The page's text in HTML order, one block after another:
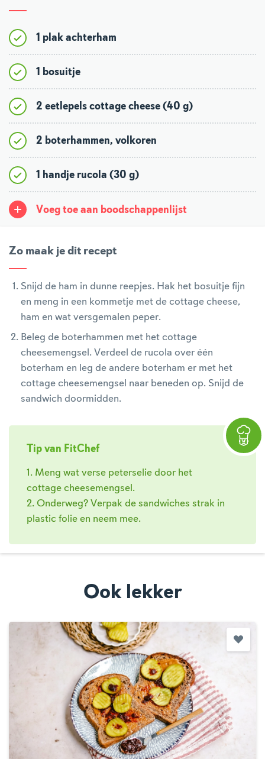
1 plak achterham
1 bosuitje
2 eetlepels cottage cheese (40 g)
2 boterhammen, volkoren
1 handje rucola (30 g)
Voeg toe aan boodschappenlijst
Zo maak je dit recept
Snijd de ham in dunne reepjes. Hak het bosuitje fijn
en meng in een kommetje met de cottage cheese,
ham en wat versgemalen peper.
Beleg de boterhammen met het cottage
cheesemengsel. Verdeel de rucola over één
boterham en leg de andere boterham er met het
cottage cheesemengsel naar beneden op. Snijd de
sandwich doormidden.
Tip van FitChef
1. Meng wat verse peterselie door het
cottage cheesemengsel.
2. Onderweg? Verpak de sandwiches strak in
plastic folie en neem mee.
Ook lekker